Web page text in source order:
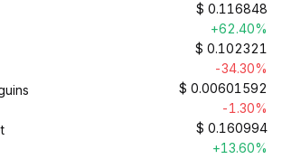
$ 0.116848
+62.40%
$ 0.102321
-34.30%
$ 0.00601592
-1.30%
$ 0.160994
+13.60%